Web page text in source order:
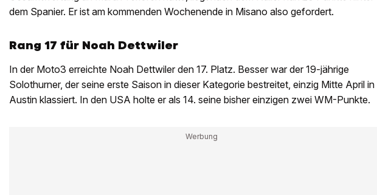
dem Spanier. Er ist am kommenden Wochenende in Misano also gefordert.
Rang 17 für Noah Dettwiler
In der Moto3 erreichte Noah Dettwiler den 17. Platz. Besser war der 19-jährige
Solothurner, der seine erste Saison in dieser Kategorie bestreitet, einzig Mitte April in
Austin klassiert. In den USA holte er als 14. seine bisher einzigen zwei WM-Punkte.